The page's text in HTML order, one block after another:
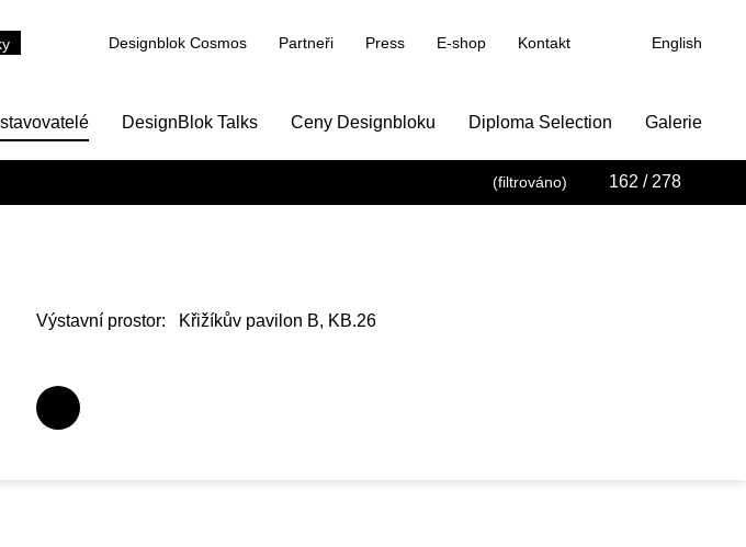
Designblok Cosmos Partneři Press E-shop Kontakt English
DesignBlok Talks Ceny Designbloku Diploma Selection Galerie
(filtrováno) 162 / 278
Výstavní prostor: Křižíkův pavilon B, KB.26